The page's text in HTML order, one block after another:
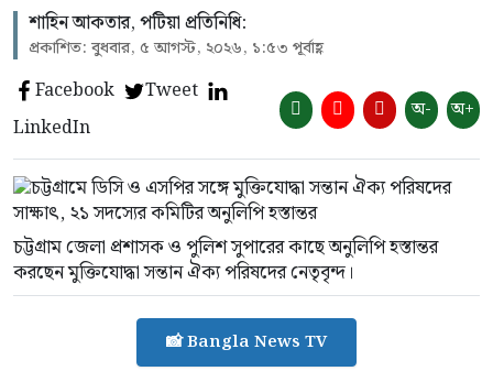
শাহিন আকতার, পটিয়া প্রতিনিধি:
প্রকাশিত: বুধবার, ৫ আগস্ট, ২০২৬, ১:৫৩ পূর্বাহ্ণ
Facebook
Tweet
LinkedIn
অ- অ+
চট্টগ্রাম জেলা প্রশাসক ও পুলিশ সুপারের কাছে অনুলিপি হস্তান্তর
করছেন মুক্তিযোদ্ধা সন্তান ঐক্য পরিষদের নেতৃবৃন্দ।
📸 Bangla News TV